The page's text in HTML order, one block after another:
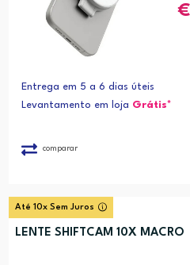
Entrega em 5 a 6 dias úteis
Levantamento em loja Grátis*
comparar
Até 10x Sem Juros
LENTE SHIFTCAM 10X MACRO